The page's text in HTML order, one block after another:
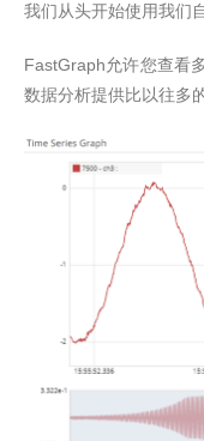
我们从头开始使用我们
FastGraph允许您查看
数据分析提供比以往多